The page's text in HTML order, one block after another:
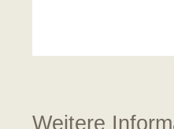
Weitere